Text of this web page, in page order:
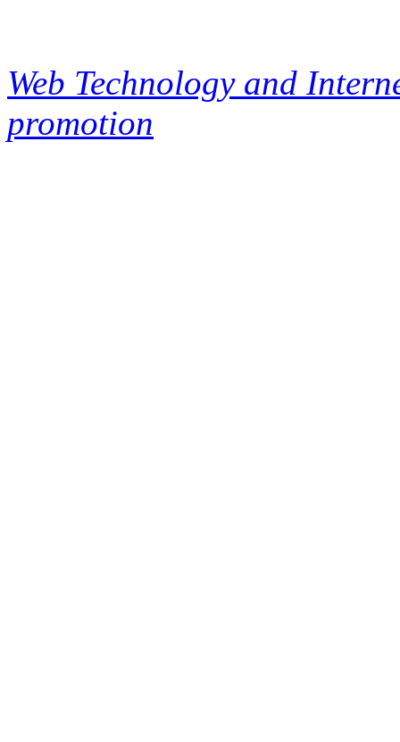
Web Technology and
promotion